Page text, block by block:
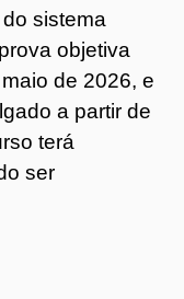
sistema
objetiva
de 2026, e
a partir de
terá
ser